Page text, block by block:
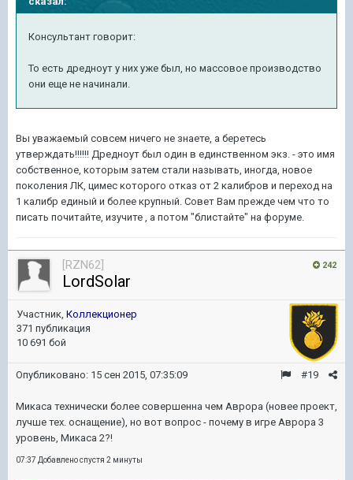
Консультант говорит:
То есть дредноут у них уже был, но массовое производство
они еще не начинали.
Вы уважаемый совсем ничего не знаете, а беретесь
утверждать!!!!!! Дредноут был один в единственном экз. - это имя
собственное, которым затем стали называть, иногда, новое
поколения ЛК, цимес которого отказ от 2 калибров и переход на
1 калибр единый и более крупный. Совет Вам прежде чем что то
писать почитайте, изучите , а потом "блистайте" на форуме.
242
[RZN62]
LordSolar
Участник, Коллекционер
371 публикация
10 691 бой
#19
Опубликовано: 15 сен 2015, 07:35:09
Микаса технически более совершенна чем Аврора (новее проект,
лучше тех. оснащение), но вот вопрос - почему в игре Аврора 3
уровень, Микаса 2?!
07:37 Добавлено спустя 2 минуты